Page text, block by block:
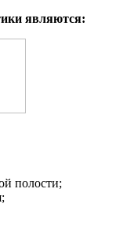
являются:
полости;